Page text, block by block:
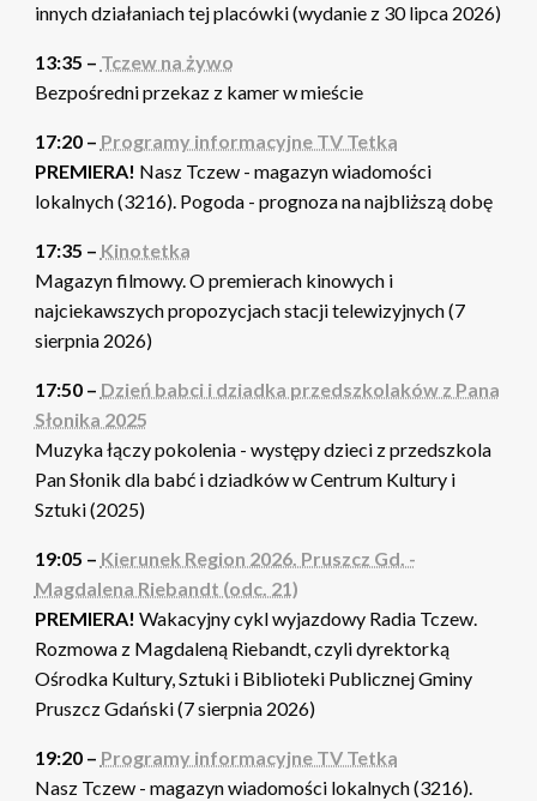
innych działaniach tej placówki (wydanie z 30 lipca 2026)
13:35 – Tczew na żywo
Bezpośredni przekaz z kamer w mieście
17:20 – Programy informacyjne TV Tetka
PREMIERA! Nasz Tczew - magazyn wiadomości
lokalnych (3216). Pogoda - prognoza na najbliższą dobę
17:35 – Kinotetka
Magazyn filmowy. O premierach kinowych i
najciekawszych propozycjach stacji telewizyjnych (7
sierpnia 2026)
17:50 – Dzień babci i dziadka przedszkolaków z Pana
Słonika 2025
Muzyka łączy pokolenia - występy dzieci z przedszkola
Pan Słonik dla babć i dziadków w Centrum Kultury i
Sztuki (2025)
19:05 – Kierunek Region 2026. Pruszcz Gd. -
Magdalena Riebandt (odc. 21)
PREMIERA! Wakacyjny cykl wyjazdowy Radia Tczew.
Rozmowa z Magdaleną Riebandt, czyli dyrektorką
Ośrodka Kultury, Sztuki i Biblioteki Publicznej Gminy
Pruszcz Gdański (7 sierpnia 2026)
19:20 – Programy informacyjne TV Tetka
Nasz Tczew - magazyn wiadomości lokalnych (3216).